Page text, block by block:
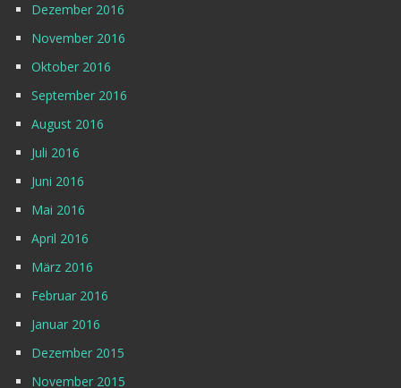
Dezember 2016
November 2016
Oktober 2016
September 2016
August 2016
Juli 2016
Juni 2016
Mai 2016
April 2016
März 2016
Februar 2016
Januar 2016
Dezember 2015
November 2015